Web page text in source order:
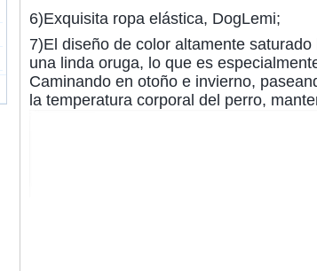
6)Exquisita ropa elástica, DogLemi;
7)El diseño de color altamente
una linda oruga, lo que es
Caminando en otoño e invierno,
la temperatura corporal del perro,